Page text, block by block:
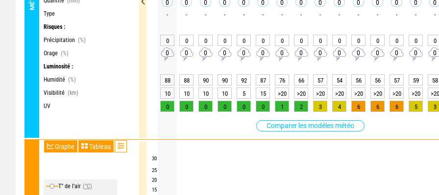
Type
Risques :
Précipitation (%)
Orage (%)
Luminosité :
Humidité (%)
Visibilité (km)
UV
Comparer les modèles météo
Graphe Tableau
T° de l'air (°C)
30
25
20
15
0 0 0 0 0 0 0 0 0 0 0 0 0 0 0
- - - - - - - - - - - - - - -
0 0 0 0 0 0 0 0 0 0 0 0 0 0 0
0 0 0 0 0 0 0 0 0 0 0 0 0 0 0
88 88 90 90 92 87 76 66 57 54 56 56 57 59 58
10
10 10 10 5 15 >20 >20 >20 >20 >20 >20 >20 >20 >20
0
0 0 0 0 0 1 2 3 4 6 6 6 5 3